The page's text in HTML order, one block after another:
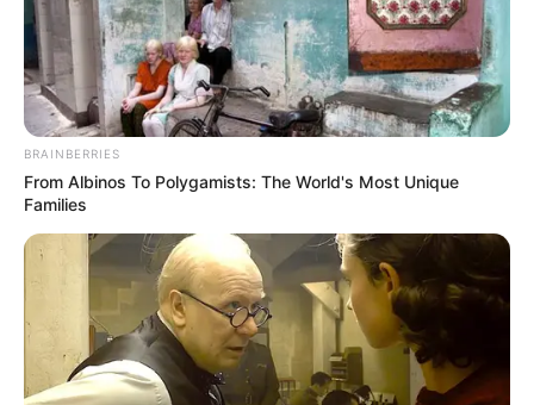
BRAINBERRIES
From Albinos To Polygamists: The World's Most Unique
Families